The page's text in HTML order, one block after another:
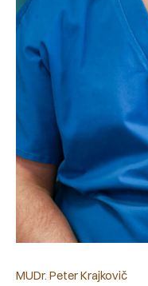
MUDr. Peter Krajkovič